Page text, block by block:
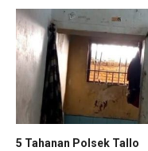
5 Tahanan Polsek Tallo